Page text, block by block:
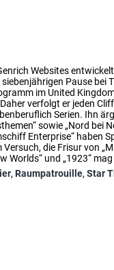
Websites
Pause bei
im United
verfolgt er jeden
Serien. Ihn
sowie „Nord bei
Enterprise“ haben
die Frisur von
Worlds“ und „1923“
, Raumpatrouille, Star